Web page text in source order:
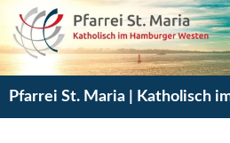
Inhalt
springen